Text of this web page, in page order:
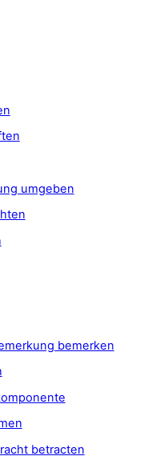
umgeben
bemerken
betracten